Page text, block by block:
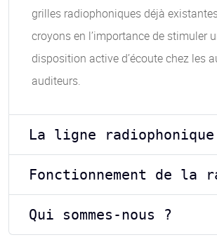
grilles radiophoniques déjà
croyons en l’importance de stimuler
disposition active d’écoute chez les
auditeurs.
La ligne radiophonique
Fonctionnement de la
Qui sommes-nous ?